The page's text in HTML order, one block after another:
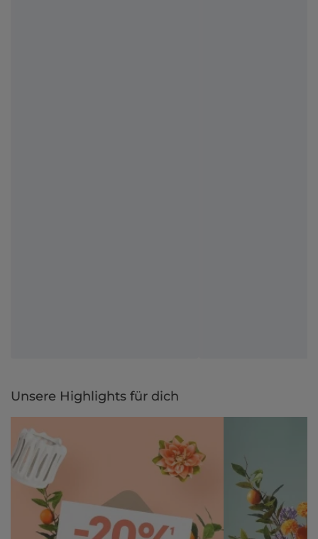
Unsere Highlights für dich